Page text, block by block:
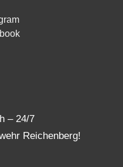
– 24/7
Reichenberg!